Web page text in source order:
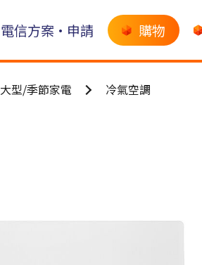
電信方案•申請 購物
大型/季節家電 冷氣空調